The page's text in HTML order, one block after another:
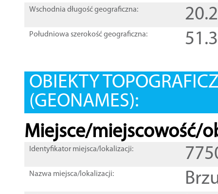
Wschodnia długość geograficzna:
Południowa szerokość geograficzna:
OBIEKTY
(GEONAMES):
Miejsce/miejscowość/
Identyfikator miejsca/lokalizacji:
Nazwa miejsca/lokalizacji: